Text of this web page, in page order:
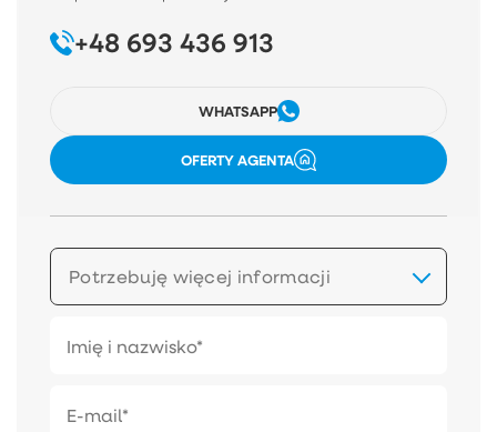
+48 693 436 913
WHATSAPP
OFERTY AGENTA
Potrzebuję więcej informacji